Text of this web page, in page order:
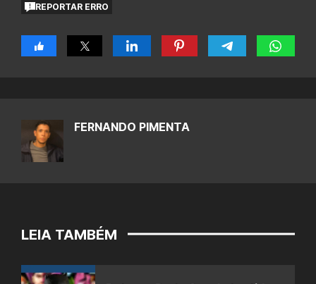
REPORTAR ERRO
FERNANDO PIMENTA
LEIA TAMBÉM